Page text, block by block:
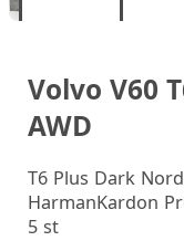
Volvo V60
AWD
T6 Plus Dark
HarmanKardon
5 st